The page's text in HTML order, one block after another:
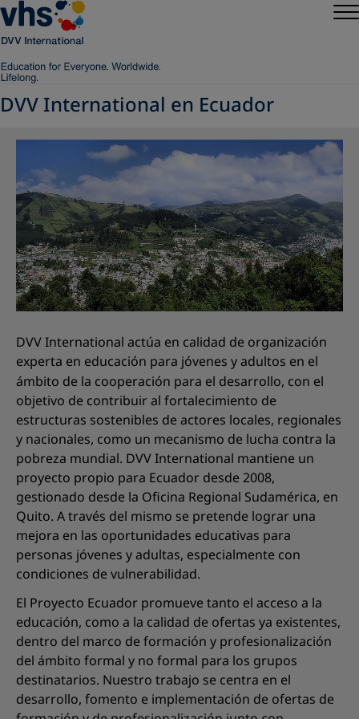
DVV International en Ecuador
DVV International actúa en calidad de organización
experta en educación para jóvenes y adultos en el
ámbito de la cooperación para el desarrollo, con el
objetivo de contribuir al fortalecimiento de
estructuras sostenibles de actores locales, regionales
y nacionales, como un mecanismo de lucha contra la
pobreza mundial. DVV International mantiene un
proyecto propio para Ecuador desde 2008,
gestionado desde la Oficina Regional Sudamérica, en
Quito. A través del mismo se pretende lograr una
mejora en las oportunidades educativas para
personas jóvenes y adultas, especialmente con
condiciones de vulnerabilidad.
El Proyecto Ecuador promueve tanto el acceso a la
educación, como a la calidad de ofertas ya existentes,
dentro del marco de formación y profesionalización
del ámbito formal y no formal para los grupos
destinatarios. Nuestro trabajo se centra en el
desarrollo, fomento e implementación de ofertas de